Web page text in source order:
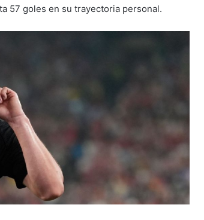
57 goles en su trayectoria personal.